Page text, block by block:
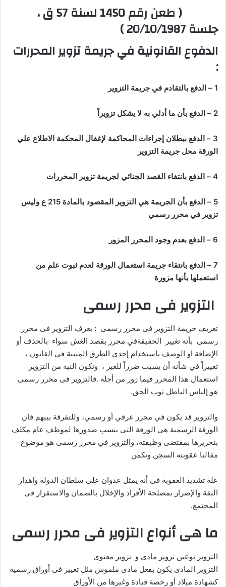
( طعن رقم 1450 لسنة 57 ق ،
جلسة 20/10/1987 )
الدفوع القانونية في جريمة تزوير المحررات
:
1 – الدفع بالتقادم في جريمة التزوير
2 – الدفع بأن ما أدلي به لا يشكل تزويراً
3 – الدفع ببطلان إجراءات المحاكمة لإغفال المحكمة الاطلاع علي
الورقة محل جريمة التزوير
4 – الدفع بانتفاء القصد الجنائي لجريمة تزوير المحررات
5 – الدفع بأن الجريمة هي التزوير المقصود بالمادة 215 ع وليس
تزوير في محرر رسمي
6 – الدفع بعدم وجود المحرر المزور
7 – الدفع بانتقاء جريمة استعمال الورقة لعدم ثبوت علم من
استعملها بأنها مزورة
التزوير فى محرر رسمى
تعريف جريمة التزوير فى محرر رسمى : يعرف التزوير فى محرر
رسمى بأنه تغيير الحقيقةفي محرر بقصد الغش سواء بالحذف أو
الإضافة او الوصف باستخدام إحدي الطرق المبينة في القانون ،
تغييراً في شأنه أن يسبب ضرراً للغير ، وتكون النية من التزوير
استعمال هذا المحرر فيما زور من أجله .فالتزوير فى محرر رسمى
هو إلباس الباطل ثوب الحق.
والتزوير قد يكون في محرر عرفي أو رسمي، وللتفرقة بينهم فان
الورقة الرسمية هى الورقة التى ينسب صدورها لموظف عام مكلف
بتحريرها بمقتضى وظيفته، والتزوير في محرر رسمى هو موضوع
مقالنا عقوبته السجن وتكمن
علة تشديد العقوبة فى أنه يمثل عدوان على سلطان الدولة وإهدار
الثقة والإضرار بمصلحة الأفراد والإخلال بالضمان والاستقرار فى
المجتمع.
ما هى أنواع التزوير فى محرر رسمى
التزوير نوعين تزوير مادى و تزوير معنوى
التزوير المادى يكون بفعل مادى ملموس مثل تغيير فى أوراق رسمية
كشهادة ميلاد أو رخصة قيادة وغيرها من الأوراق